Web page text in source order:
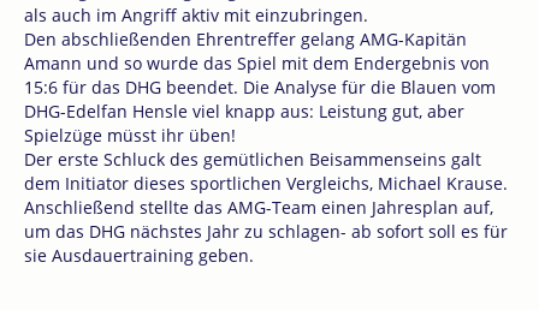
als auch im Angriff aktiv mit einzubringen.
Den abschließenden Ehrentreffer gelang AMG-Kapitän
Amann und so wurde das Spiel mit dem Endergebnis von
15:6 für das DHG beendet. Die Analyse für die Blauen vom
DHG-Edelfan Hensle viel knapp aus: Leistung gut, aber
Spielzüge müsst ihr üben!
Der erste Schluck des gemütlichen Beisammenseins galt
dem Initiator dieses sportlichen Vergleichs, Michael Krause.
Anschließend stellte das AMG-Team einen Jahresplan auf,
um das DHG nächstes Jahr zu schlagen- ab sofort soll es für
sie Ausdauertraining geben.